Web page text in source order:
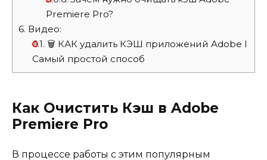
Premiere Pro?
6. Видео:
6.1. 🗑️ КАК удалить КЭШ приложений Adobe I
Самый простой способ
Как Очистить Кэш в Adobe
Premiere Pro
В процессе работы с этим популярным